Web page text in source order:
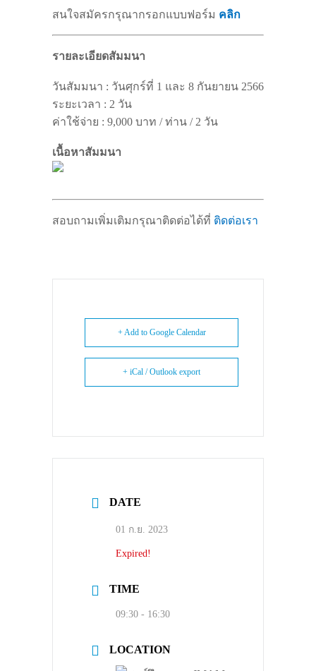
สนใจสมัครกรุณากรอกแบบฟอร์ม คลิก
รายละเอียดสัมมนา
วันสัมมนา : วันศุกร์ที่ 1 และ 8 กันยายน 2566
ระยะเวลา : 2 วัน
ค่าใช้จ่าย : 9,000 บาท / ท่าน / 2 วัน
เนื้อหาสัมมนา
สอบถามเพิ่มเติมกรุณาติดต่อได้ที่ ติดต่อเรา
+ Add to Google Calendar
+ iCal / Outlook export
DATE
01 ก.ย. 2023
Expired!
TIME
09:30 - 16:30
LOCATION